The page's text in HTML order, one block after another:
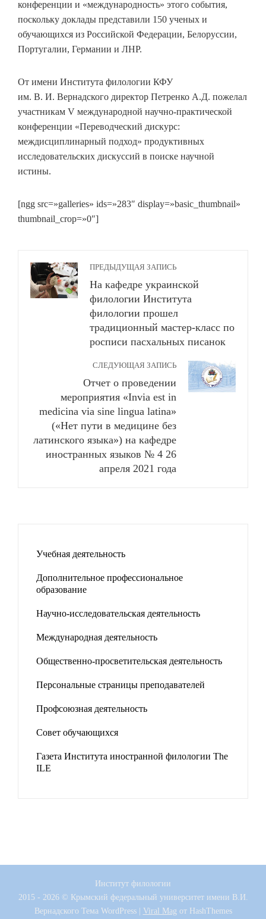
конференции и «международность» этого события,
поскольку доклады представили 150 ученых и
обучающихся из Российской Федерации, Белоруссии,
Португалии, Германии и ЛНР.
От имени Института филологии КФУ
им. В. И. Вернадского директор Петренко А.Д. пожелал
участникам V международной научно-практической
конференции «Переводческий дискурс:
междисциплинарный подход» продуктивных
исследовательских дискуссий в поиске научной
истины.
[ngg src=»galleries» ids=»283″ display=»basic_thumbnail»
thumbnail_crop=»0″]
ПРЕДЫДУЩАЯ ЗАПИСЬ
На кафедре украинской
филологии Института
филологии прошел
традиционный мастер-класс по
росписи пасхальных писанок
СЛЕДУЮЩАЯ ЗАПИСЬ
Отчет о проведении
мероприятия «Invia est in
medicina via sine lingua latina»
(«Нет пути в медицине без
латинского языка») на кафедре
иностранных языков № 4 26
апреля 2021 года
Учебная деятельность
Дополнительное профессиональное
образование
Научно-исследовательская деятельность
Международная деятельность
Общественно-просветительская деятельность
Персональные страницы преподавателей
Профсоюзная деятельность
Совет обучающихся
Газета Института иностранной филологии The
ILE
Институт филологии
2015 - 2026 © Крымский федеральный университет имени В.И.
ВернадскогоТема WordPress | Viral Mag от HashThemes